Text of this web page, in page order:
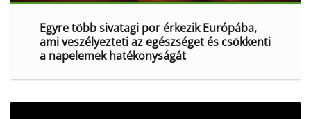
Egyre több sivatagi por érkezik Európába,
ami veszélyezteti az egészséget és csökkenti
a napelemek hatékonyságát